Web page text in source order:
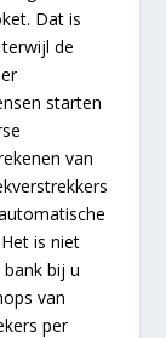
Dat is
de
starten
van
is niet
bij u
van
per